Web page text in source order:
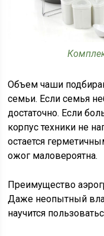
Объем чаши
семьи. Если семья
достаточно. Если
корпус техники не
остается
ожог маловероятна.
Преимущество
Даже неопытный
научится